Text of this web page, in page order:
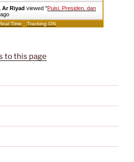
Ar Riyad viewed "Puisi, Presiden, dan
Time Tracking ON